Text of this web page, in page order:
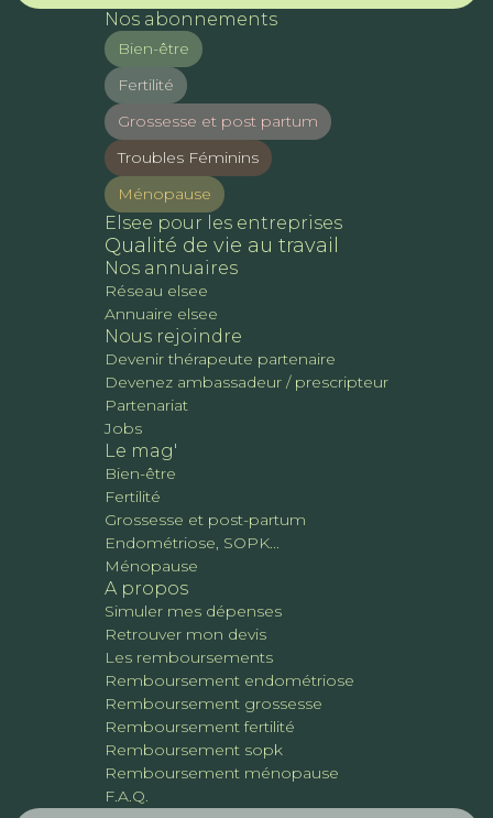
Nos abonnements
Bien-être
Fertilité
Grossesse et post partum
Troubles Féminins
Ménopause
Elsee pour les entreprises
Qualité de vie au travail
Nos annuaires
Réseau elsee
Annuaire elsee
Nous rejoindre
Devenir thérapeute partenaire
Devenez ambassadeur / prescripteur
Partenariat
Jobs
Le mag'
Bien-être
Fertilité
Grossesse et post-partum
Endométriose, SOPK...
Ménopause
A propos
Simuler mes dépenses
Retrouver mon devis
Les remboursements
Remboursement endométriose
Remboursement grossesse
Remboursement fertilité
Remboursement sopk
Remboursement ménopause
F.A.Q.